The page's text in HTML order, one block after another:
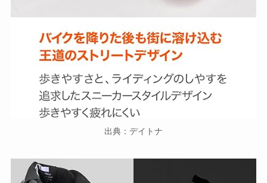
出典：デイトナ